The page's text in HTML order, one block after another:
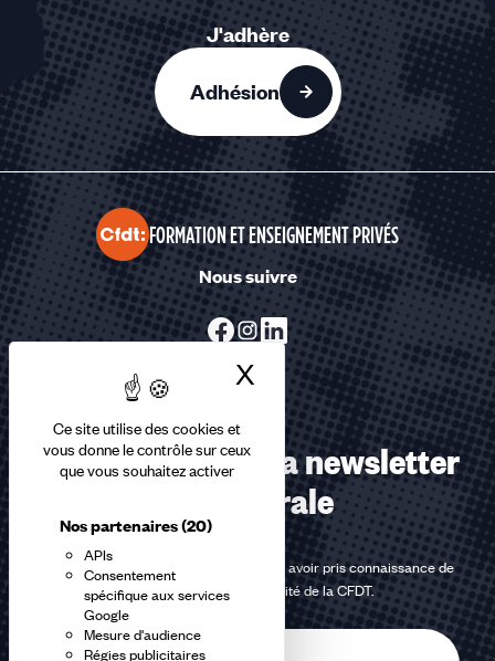
Ce site utilise des cookies et
vous donne le contrôle sur ceux
que vous souhaitez activer
Nos partenaires(20)
APIs
Consentement
spécifique aux services
Google
Mesure d'audience
Régies publicitaires
X Masquer le
J'adhère
Adhésion
FORMATION ET ENSEIGNEMENT PRIVÉS
Nous suivre
Abonnez-vous à la newsletter
confédérale
En m'inscrivant à la newsletter, j'affirme avoir pris connaissance de
lapolitique de confidentialité de la CFDT.